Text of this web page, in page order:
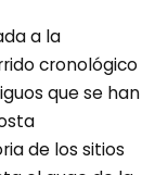
a la
cronológico
que se han
de los sitios